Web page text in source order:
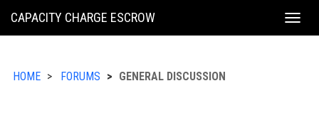
KING
CAPACITY CHARGE ESCROW
HOME FORUMS GENERAL DISCUSSION